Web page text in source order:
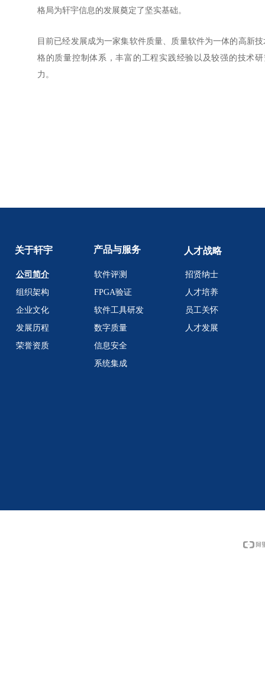
格局为轩宇信息的发展奠定了坚实基础。
目前已经发展成为一家集软件质量、质量软件为一体的高新
格的质量控制体系，丰富的工程实践经验以及较强的技术
力。
公司简介
组织架构
企业文化
发展历程
荣誉资质
软件评测
FPGA验证
软件工具研发
数字质量
信息安全
系统集成
招贤纳士
人才培养
员工关怀
人才发展
关于轩宇 产品与服务 人才战略